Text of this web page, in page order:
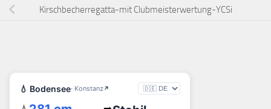
Kirschbecherregatta-mit Clubmeisterwertung-YCSi